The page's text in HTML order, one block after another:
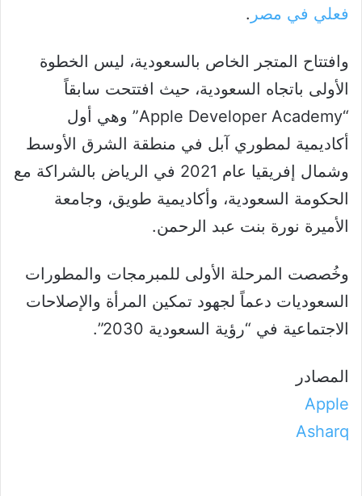
فعلي في مصر .
وافتتاح المتجر الخاص بالسعودية، ليس الخطوة
الأولى باتجاه السعودية، حيث افتتحت سابقاً
“Apple Developer Academy” وهي أول
أكاديمية لمطوري آبل في منطقة الشرق الأوسط
وشمال إفريقيا عام 2021 في الرياض بالشراكة مع
الحكومة السعودية، وأكاديمية طويق، وجامعة
الأميرة نورة بنت عبد الرحمن.
وخُصصت المرحلة الأولى للمبرمجات والمطورات
السعوديات دعماً لجهود تمكين المرأة والإصلاحات
الاجتماعية في “رؤية السعودية 2030”.
المصادر
Apple
Asharq